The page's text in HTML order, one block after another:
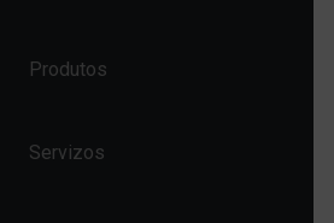
Produtos
Servizos